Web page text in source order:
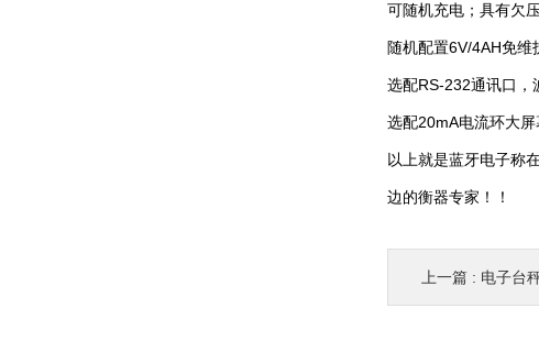
可随机充电；具有欠
随机配置6V/4AH免维
选配RS-232通讯口，
选配20mA电流环大
以上就是蓝牙电子称
边的衡器专家！！
上一篇 : 电子台